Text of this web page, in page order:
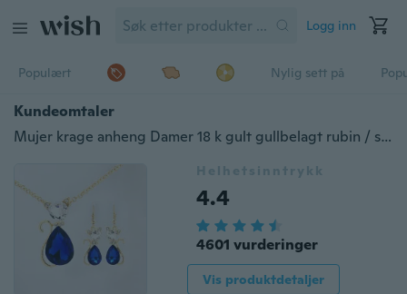
Logg inn
Populært Nylig sett på
Kundeomtaler
Mujer krage anheng Damer 18 k gult gullbelagt rubin / smaragd / blå safir østerrikske krystall smykker sett kjede halskjede + øreringer
Helhetsinntrykk
4.4
4601 vurderinger
Vis produktdetaljer